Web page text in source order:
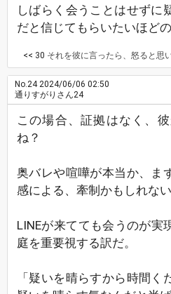
しばらく会うことはせずに
だと信じてもらいたいほど
<< 30 それを彼に言ったら、怒ると思い言えなかったです。 子どもさんも小
No.242024/06/06 02:50
通りすがりさん24
この場合、証拠はなく、
ね？
奥バレや喧嘩が本当か、ま
感による、牽制かもしれない
LINEが来てても会うのが実
庭を重要視する訳だ。
「疑いを晴らすから時間